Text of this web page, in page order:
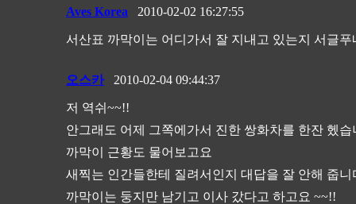
Aves Korea 2010-02-02 16:27:55
서산표 까막이는 어디가서 잘 지내고 있는지 서글푸
오스카 2010-02-04 09:44:37
저 역쉬~~!!
안그래도 어제 그쪽에가서 진한 쌍화차를 한잔 헸습
까막이 근황도 물어보고요
새찍는 인간들한테 질려서인지 대답을 잘 안해 줍니
까막이는 둥지만 남기고 이사 갔다고 하고요 ~~!!